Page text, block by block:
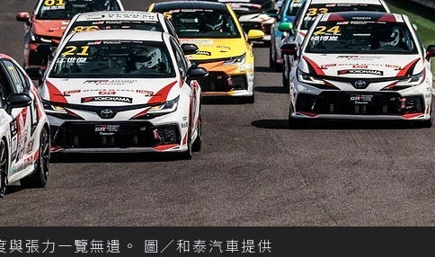
張力一覽無遺。 圖／和泰汽車提供